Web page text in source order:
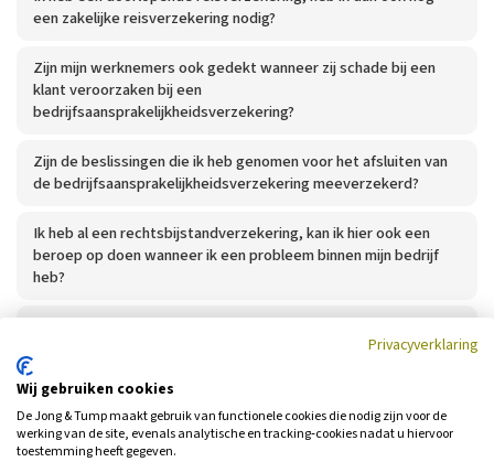
een zakelijke reisverzekering nodig?
Zijn mijn werknemers ook gedekt wanneer zij schade bij een
klant veroorzaken bij een
bedrijfsaansprakelijkheidsverzekering?
Zijn de beslissingen die ik heb genomen voor het afsluiten van
de bedrijfsaansprakelijkheidsverzekering meeverzekerd?
Ik heb al een rechtsbijstandverzekering, kan ik hier ook een
beroep op doen wanneer ik een probleem binnen mijn bedrijf
heb?
Privacyverklaring
Wij gebruiken cookies
De Jong & Tump maakt gebruik van functionele cookies die nodig zijn voor de
werking van de site, evenals analytische en tracking‑cookies nadat u hiervoor
toestemming heeft gegeven.